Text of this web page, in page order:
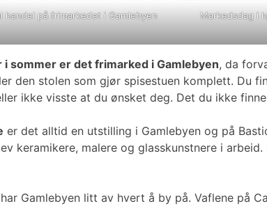
handel på frimarkedet i Gamlebyen
Markedsdag i
i sommer er det frimarked i Gamlebyen, da
den stolen som gjør spisestuen komplett. Du
ikke visste at du ønsket deg. Det du ikke
er det alltid en utstilling i Gamlebyen og på
keramikere, malere og glasskunstnere i
har Gamlebyen litt av hvert å by på. Vaflene på